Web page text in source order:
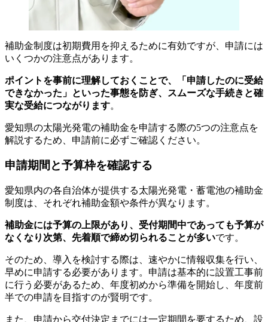
補助金制度は初期費用を抑えるために有効ですが、申請には
いくつかの注意点があります。
ポイントを事前に理解しておくことで、「申請したのに受給
できなかった」といった事態を防ぎ、スムーズな手続きと確
実な受給につながります。
愛知県の太陽光発電の補助金を申請する際の5つの注意点を
解説するため、申請前に必ずご確認ください。
申請期間と予算枠を確認する
愛知県内の各自治体が提供する太陽光発電・蓄電池の補助金
制度は、それぞれ補助金額や条件が異なります。
補助金には予算の上限があり、受付期間中であっても予算が
なくなり次第、先着順で締め切られることが多いです。
そのため、導入を検討する際は、速やかに情報収集を行い、
早めに申請する必要があります。申請は基本的に設置工事前
に行う必要があるため、年度初めから準備を開始し、年度前
半での申請を目指すのが賢明です。
また、申請から交付決定までには一定期間を要するため、設